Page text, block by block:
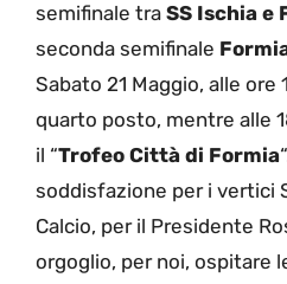
semifinale tra SS Ischia e
seconda semifinale
Sabato 21 Maggio, alle ore
quarto posto, mentre alle
il “Trofeo Città di Formia
soddisfazione per i vertici
Calcio, per il Presidente
orgoglio, per noi, ospitare